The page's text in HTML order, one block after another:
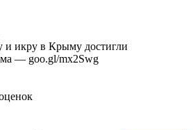
икру в Крыму достигли
— goo.gl/mx2Swg